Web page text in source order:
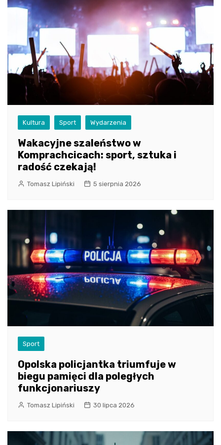
Kultura Sport Wydarzenia
Wakacyjne szaleństwo w
Komprachcicach: sport, sztuka i
radość czekają!
Tomasz Lipiński 5 sierpnia 2026
Sport
Opolska policjantka triumfuje w
biegu pamięci dla poległych
funkcjonariuszy
Tomasz Lipiński 30 lipca 2026